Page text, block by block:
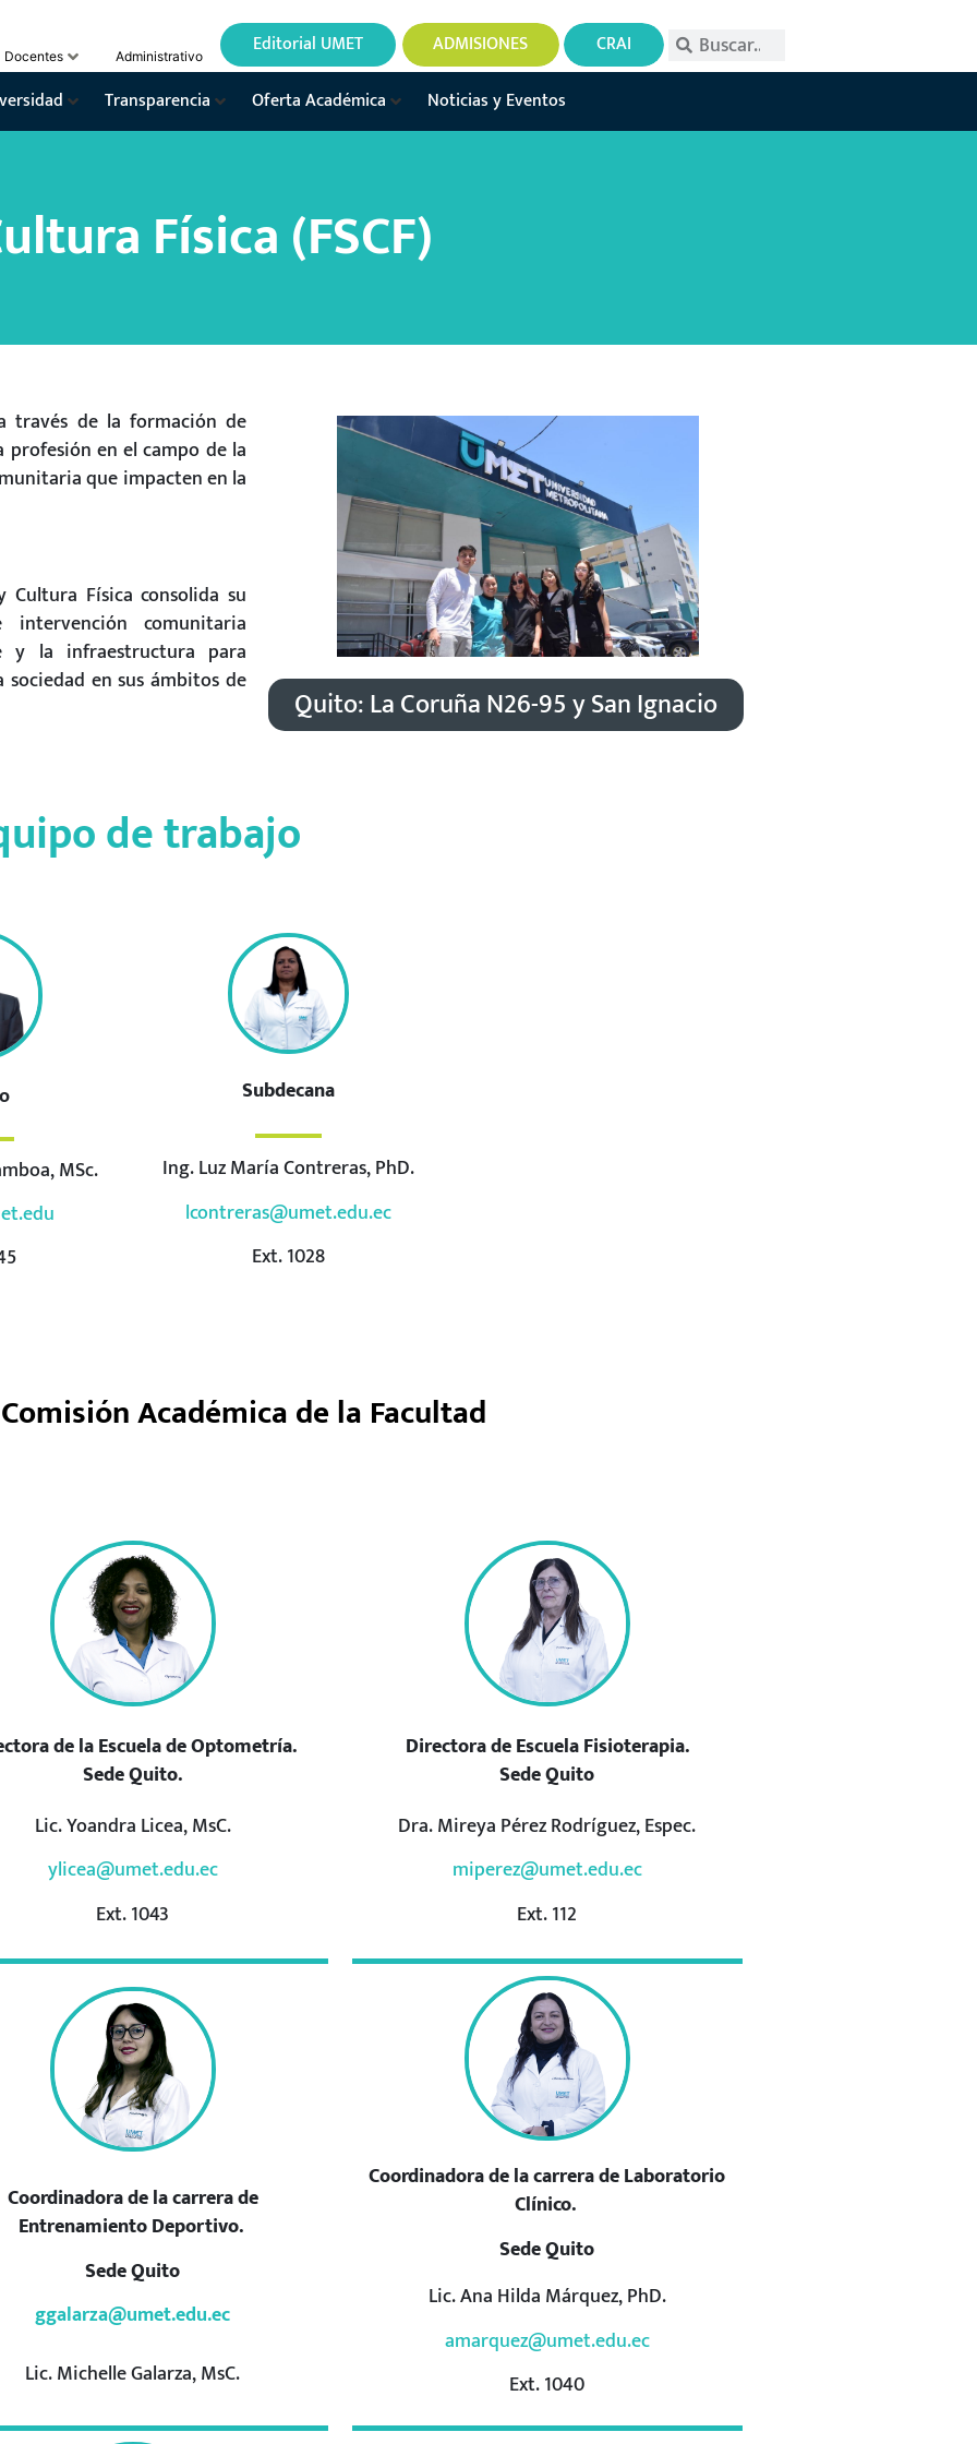
Docentes Administrativo Editorial UMET ADMISIONES
CRAI
Transparencia Oferta Académica Noticias y Eventos
Física (FSCF)
través de la formación de
en el campo de la
que impacten en la
Física consolida su
comunitaria
y la infraestructura para
en sus ámbitos de
Quito: La Coruña N26-95 y San Ignacio
de trabajo
MSc.
Subdecana
Ing. Luz María Contreras, PhD.
lcontreras@umet.edu.ec
Ext. 1028
Académica de la Facultad
de la Escuela de Optometría.
Sede Quito.
Lic. Yoandra Licea, MsC.
ylicea@umet.edu.ec
Ext. 1043
Directora de Escuela Fisioterapia.
Sede Quito
Dra. Mireya Pérez Rodríguez, Espec.
miperez@umet.edu.ec
Ext. 112
Coordinadora de la carrera de
Entrenamiento Deportivo.
Sede Quito
ggalarza@umet.edu.ec
Lic. Michelle Galarza, MsC.
Coordinadora de la carrera de Laboratorio
Clínico.
Sede Quito
Lic. Ana Hilda Márquez, PhD.
amarquez@umet.edu.ec
Ext. 1040